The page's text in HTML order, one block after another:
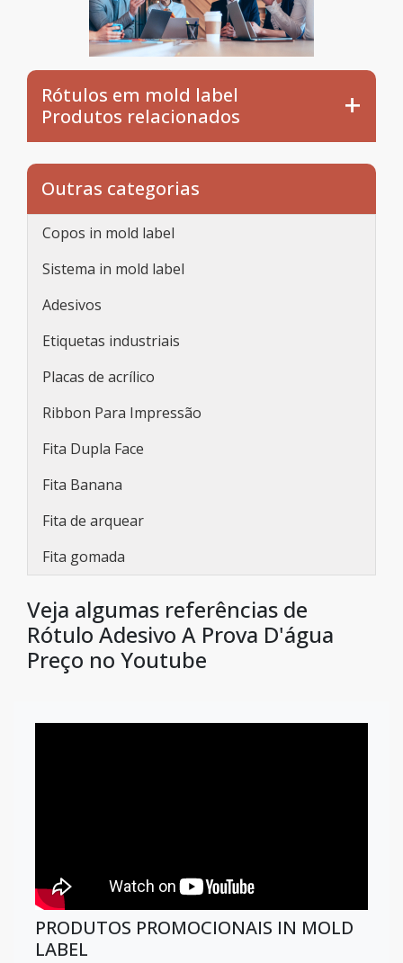
Rótulos em mold label
Produtos relacionados
Outras categorias
Copos in mold label
Sistema in mold label
Adesivos
Etiquetas industriais
Placas de acrílico
Ribbon Para Impressão
Fita Dupla Face
Fita Banana
Fita de arquear
Fita gomada
Veja algumas referências de
Rótulo Adesivo A Prova D'água
Preço no Youtube
PRODUTOS PROMOCIONAIS IN MOLD
LABEL